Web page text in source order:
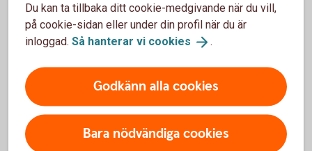
Likviditetsplanering
Analys och omvärldsbevakning
Konjunkturrapporter, investeringsstrategi och
Du kan ta tillbaka ditt cookie-medgivande när du vill,
på cookie-sidan eller under din profil när du är
inloggad. Så hanterar vi cookies .
Godkänn alla cookies
Bara nödvändiga cookies